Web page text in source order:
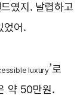
였지. 날렵하고
었어.
luxury’로
약 50만원.